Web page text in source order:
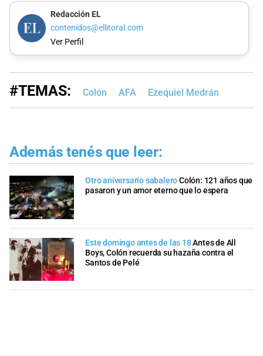
Redacción EL
contenidos@ellitoral.com
Ver Perfil
#TEMAS: Colón AFA Ezequiel Medrán
Además tenés que leer:
Otro aniversario sabaleroColón: 121 años que
pasaron y un amor eterno que lo espera
Este domingo antes de las 18Antes de All
Boys, Colón recuerda su hazaña contra el
Santos de Pelé